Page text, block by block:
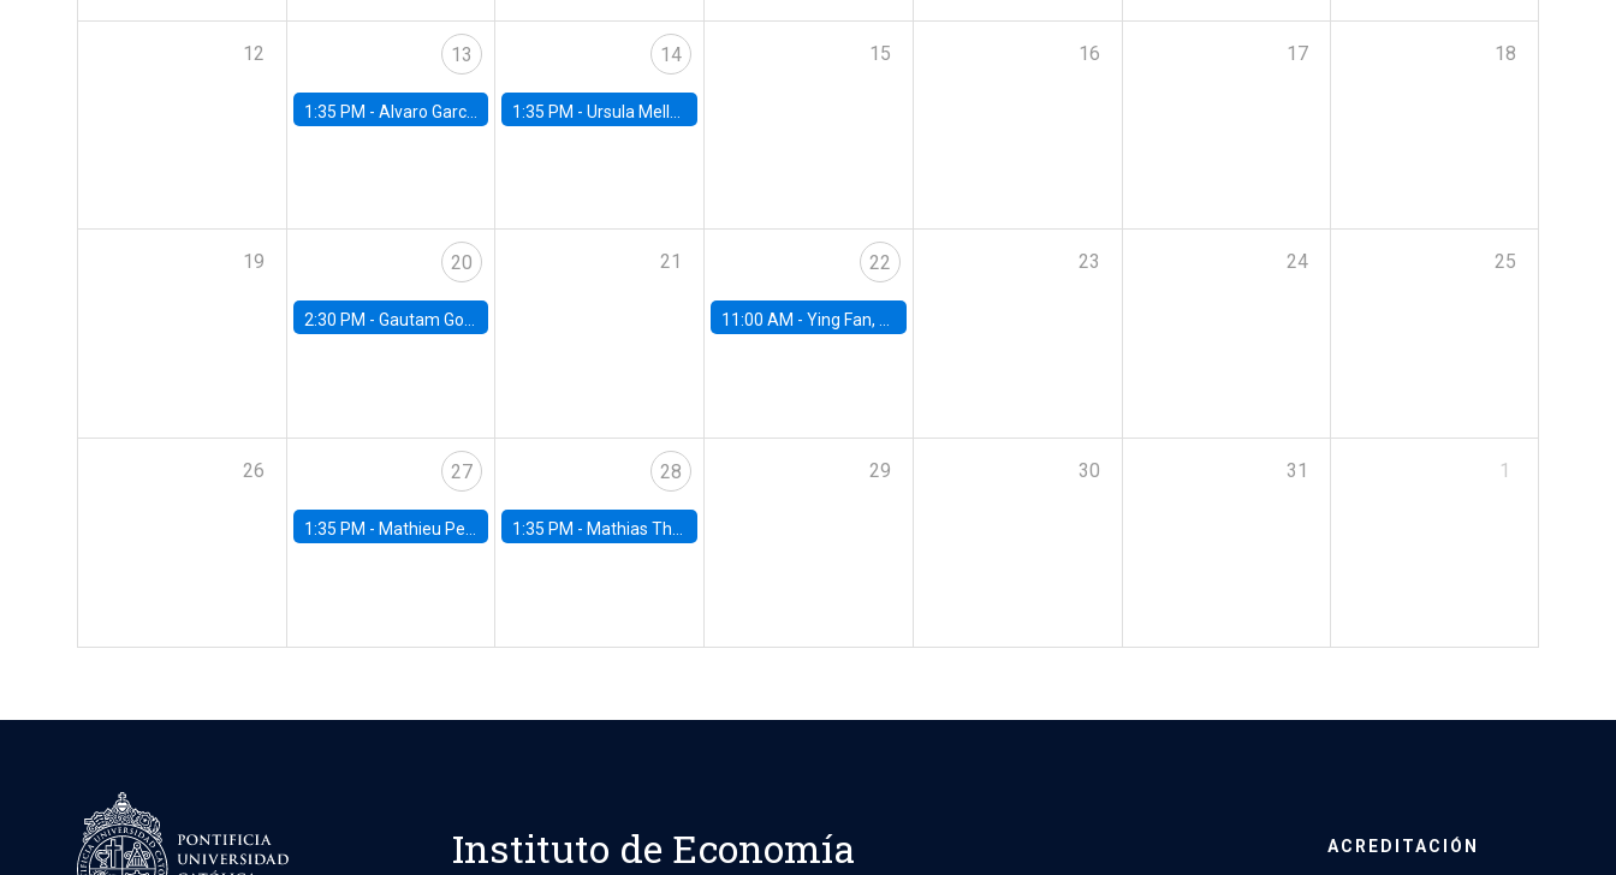
12 13
1:35 PM - Alvaro Garcia-Marin, Universidad de Los Andes
14
1:35 PM -Ursula Mello, Insper - Institute of Education and Research
15 16 17 18
19 20
2:30 PM - Gautam Gowrisankaran, Columbia University
21 22
11:00 AM -Ying Fan, University of Michigan
23 24 25
26 27
1:35 PM - Mathieu Pedemonte, IDB
28
1:35 PM - Mathias Thoenig, University of Lausanne
29 30 31 1
Instituto de Economía ACREDITACIÓN